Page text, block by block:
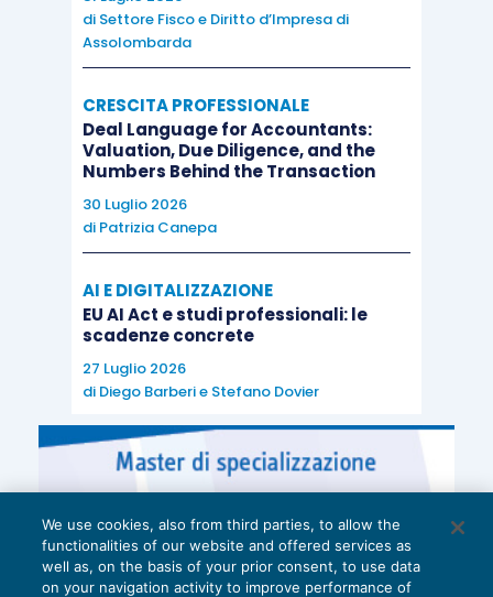
di Settore Fisco e Diritto d’Impresa di
Assolombarda
CRESCITA PROFESSIONALE
Deal Language for Accountants:
Valuation, Due Diligence, and the
Numbers Behind the Transaction
30 Luglio 2026
di Patrizia Canepa
AI E DIGITALIZZAZIONE
EU AI Act e studi professionali: le
scadenze concrete
27 Luglio 2026
di Diego Barberie Stefano Dovier
We use cookies, also from third parties, to allow the
functionalities of our website and offered services as
well as, on the basis of your prior consent, to use data
on your navigation activity to improve performance of